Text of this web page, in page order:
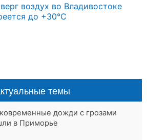
воздух во Владивостоке
до +30°C
темы
дожди с грозами
в Приморье